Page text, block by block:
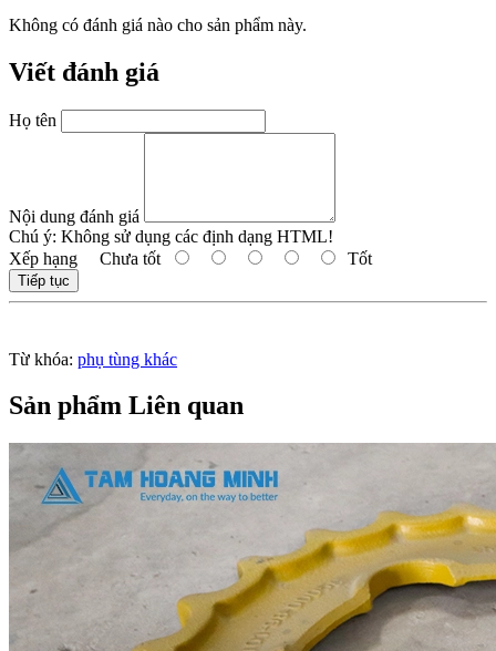
Không có đánh giá nào cho sản phẩm này.
Viết đánh giá
Họ tên
Nội dung đánh giá
Chú ý: Không sử dụng các định dạng HTML!
Xếp hạng Chưa tốt Tốt
Tiếp tục
Từ khóa: phụ tùng khác
Sản phẩm Liên quan